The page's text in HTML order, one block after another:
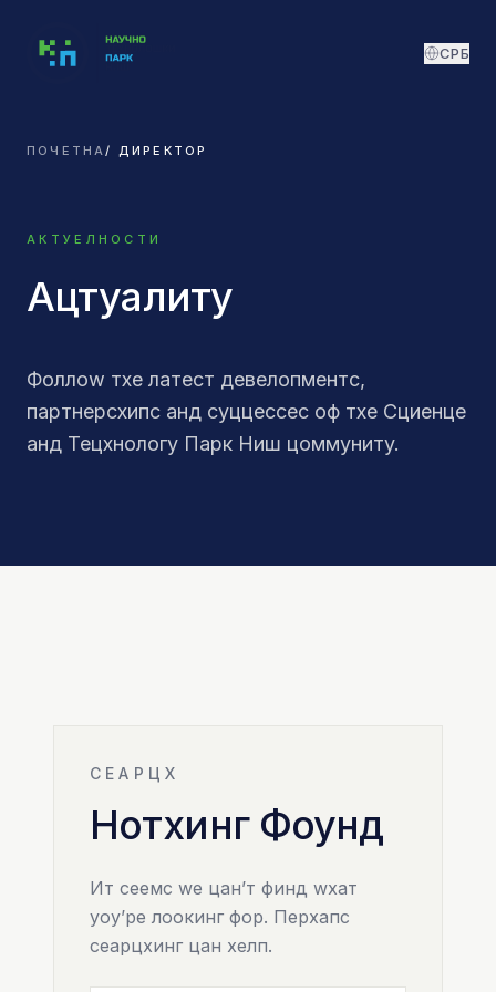
СРБ
ПОЧЕТНА/ ДИРЕКТОР
АКТУЕЛНОСТИ
Ацтуалитy
Фоллоw тхе латест девелопментс,
партнерсхипс анд суццессес оф тхе Сциенце
анд Тецхнологy Парк Ниш цоммунитy.
СЕАРЦХ
Нотхинг Фоунд
Ит сеемс wе цан’т финд wхат
yоу’ре лоокинг фор. Перхапс
сеарцхинг цан хелп.